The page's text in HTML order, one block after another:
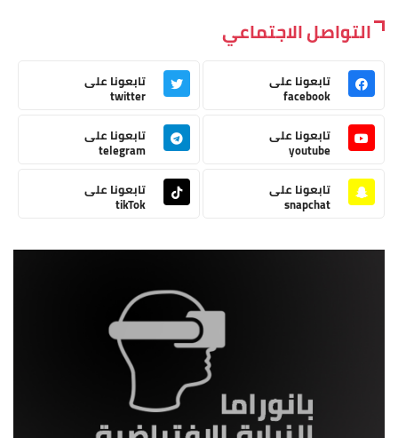
التواصل الاجتماعي
تابعونا على
facebook
تابعونا على
twitter
تابعونا على
youtube
تابعونا على
telegram
تابعونا على
snapchat
تابعونا على
tikTok